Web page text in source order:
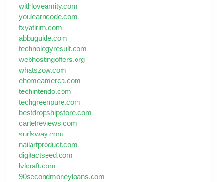
withloveamity.com
youlearncode.com
fxyatirim.com
abbuguide.com
technologyresult.com
webhostingoffers.org
whatszow.com
ehomeamerca.com
techintendo.com
techgreenpure.com
bestdropshipstore.com
cartelreviews.com
surfsway.com
nailartproduct.com
digitactseed.com
lvlcraft.com
90secondmoneyloans.com